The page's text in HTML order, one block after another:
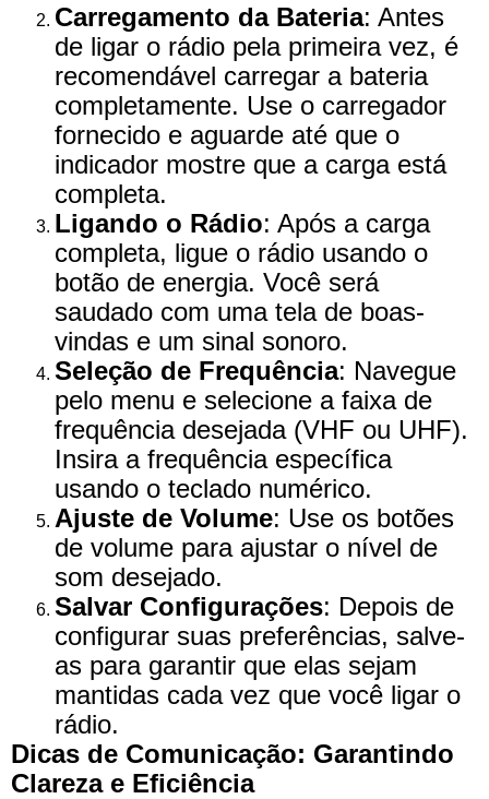
Carregamento da Bateria: Antes
de ligar o rádio pela primeira vez, é
recomendável carregar a bateria
completamente. Use o carregador
fornecido e aguarde até que o
indicador mostre que a carga está
completa.
Ligando o Rádio: Após a carga
completa, ligue o rádio usando o
botão de energia. Você será
saudado com uma tela de boas-
vindas e um sinal sonoro.
Seleção de Frequência: Navegue
pelo menu e selecione a faixa de
frequência desejada (VHF ou UHF).
Insira a frequência específica
usando o teclado numérico.
Ajuste de Volume: Use os botões
de volume para ajustar o nível de
som desejado.
Salvar Configurações: Depois de
configurar suas preferências, salve-
as para garantir que elas sejam
mantidas cada vez que você ligar o
rádio.
Dicas de Comunicação: Garantindo
Clareza e Eficiência